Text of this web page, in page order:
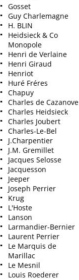
Gosset
Guy Charlemagne
H. BLIN
Heidsieck & Co
Monopole
Henri de Verlaine
Henri Giraud
Henriot
Huré Fréres
Chapuy
Charles de Cazanove
Charles Heidsieck
Charles Joubert
Charles-Le-Bel
J.Charpentier
J.M. Gremillet
Jacques Selosse
Jacquesson
Jeeper
Joseph Perrier
Krug
L'Hoste
Lanson
Larmandier-Bernier
Laurent Perrier
Le Marquis de
Marillac
Le Mesnil
Louis Roederer